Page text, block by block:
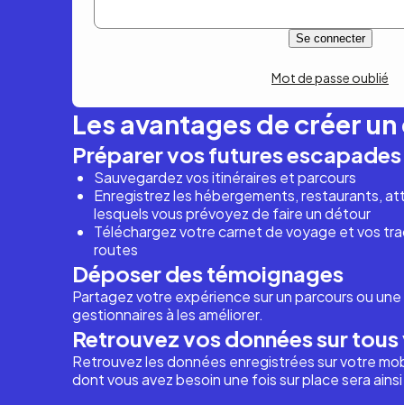
Mot de passe oublié
Les avantages de créer
Préparer vos futures escapades
Sauvegardez vos itinéraires et parcours
Enregistrez les hébergements, restaurants,
lesquels vous prévoyez de faire un détour
Téléchargez votre carnet de voyage et vos
routes
Déposer des témoignages
Partagez votre expérience sur un parcours ou
gestionnaires à les améliorer.
Retrouvez vos données sur
Retrouvez les données enregistrées sur votre
dont vous avez besoin une fois sur place sera